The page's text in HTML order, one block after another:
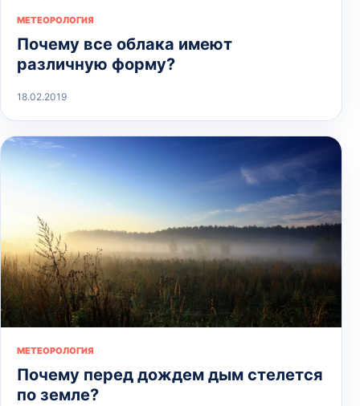
МЕТЕОРОЛОГИЯ
Почему все облака имеют
различную форму?
18.02.2019
МЕТЕОРОЛОГИЯ
Почему перед дождем дым стелется
по земле?